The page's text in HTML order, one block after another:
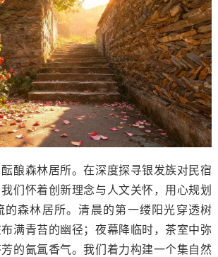
森林居所。在深度探寻银发族对民宿
们怀着创新理念与人文关怀，用心规划
的森林居所。清晨的第一缕阳光穿透树
满青苔的幽径；夜幕降临时，茶室中弥
的氤氲香气。我们着力构建一个集自然